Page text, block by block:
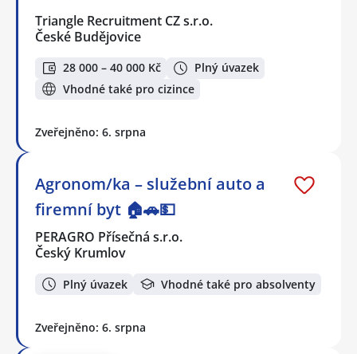
Triangle Recruitment CZ s.r.o.
České Budějovice
28 000 – 40 000 Kč
Plný úvazek
Vhodné také pro cizince
Zveřejněno: 6. srpna
Agronom/ka – služební auto a
firemní byt 🏠🚗💵
PERAGRO Přísečná s.r.o.
Český Krumlov
Plný úvazek Vhodné také pro absolventy
Zveřejněno: 6. srpna